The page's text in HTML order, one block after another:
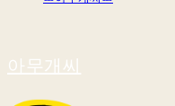
아무개씨